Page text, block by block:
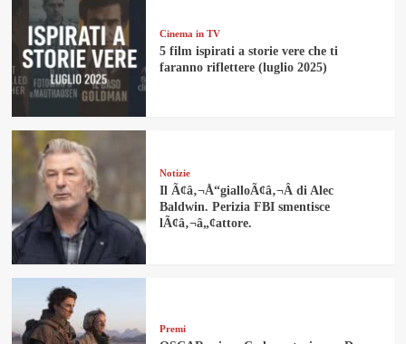
Cinema in TV
5 film ispirati a storie vere che ti
faranno riflettere (luglio 2025)
Notizie
Il Ã¢â‚¬Å“gialloÃ¢â‚¬Â di Alec
Baldwin. Perizia FBI smentisce
lÃ¢â‚¬â„¢attore.
Premi